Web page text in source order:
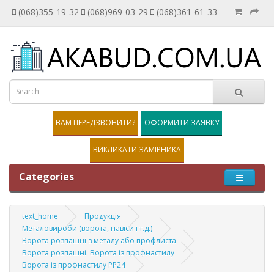
(068)355-19-32 (068)969-03-29 (068)361-61-33
ВАМ ПЕРЕДЗВОНИТИ? ОФОРМИТИ ЗАЯВКУ
ВИКЛИКАТИ ЗАМІРНИКА
Categories
text_home
Продукція
Металовироби (ворота, навіси і т.д.)
Ворота розпашні з металу або профлиста
Ворота розпашні. Ворота із профнастилу
Ворота із профнастилу PP24